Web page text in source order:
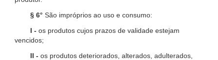
§ 6° São impróprios ao uso e consumo:
I - os produtos cujos prazos de validade estejam
vencidos;
II - os produtos deteriorados, alterados, adulterados,